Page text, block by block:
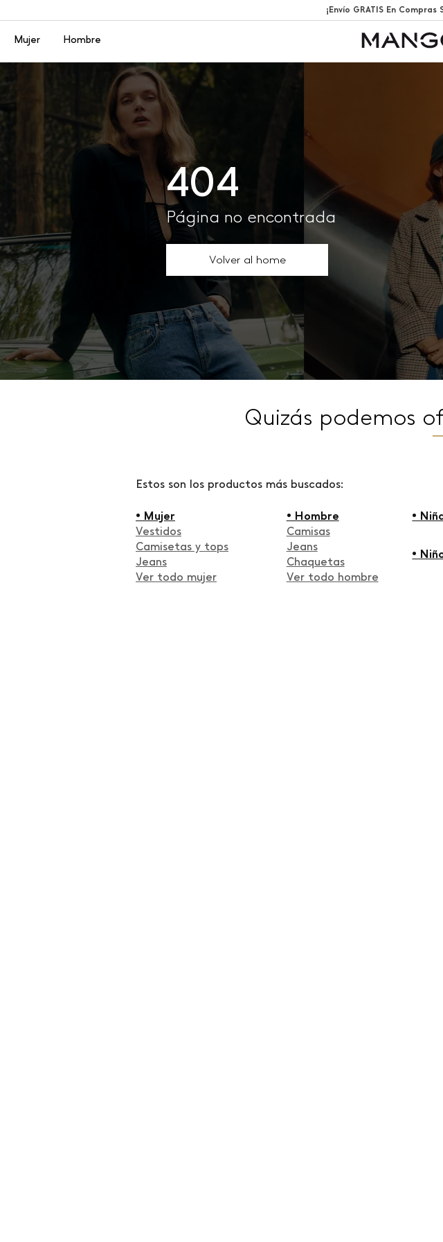
¡Envío GRATIS En
Menú
Mujer Hombre
404
Página no encontrada
Volver al home
Quizás podemos
Estos son los productos más buscados:
• Mujer
Vestidos
Camisetas y tops
Jeans
Ver todo mujer
• Hombre
Camisas
Jeans
Chaquetas
Ver todo hombre
•
•